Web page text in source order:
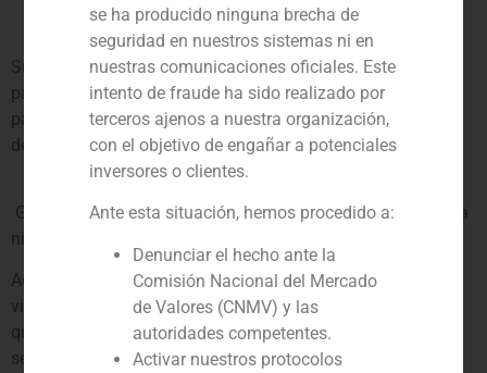
¿Por cuánto tiempo conservaremos sus datos
personales?
Sus datos, serán conservados el tiempo mínimo necesario
para la correcta prestación del servicio ofrecido, así como
para atender las responsabilidades que se pudieran derivar
del mismo y de cualquier otra exigencia legal.
GBS CORPORATE FINANCE S.A no comunicará sus datos a
ningún tercero, salvo que se informe de ello expresamente.
Adicionalmente le informamos que determinados datos, en
virtud de la normativa vigente o de la relación contractual
que mantenga con GBS CORPORATE FINANCE S.A, podrán
ser comunicados a:
se ha producido ninguna brecha de
seguridad en nuestros sistemas ni en
nuestras comunicaciones oficiales. Este
intento de fraude ha sido realizado por
terceros ajenos a nuestra organización,
con el objetivo de engañar a potenciales
inversores o clientes.
Ante esta situación, hemos procedido a:
Denunciar el hecho ante la
Comisión Nacional del Mercado
de Valores (CNMV) y las
autoridades competentes.
Activar nuestros protocolos